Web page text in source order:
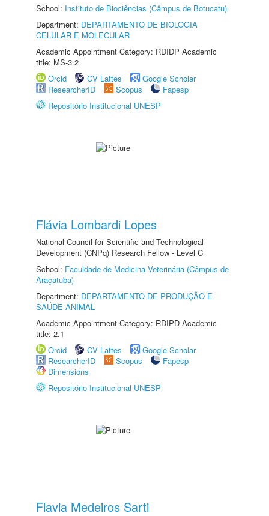
School: Instituto de Biociências (Câmpus de Botucatu)
Department: DEPARTAMENTO DE BIOLOGIA
CELULAR E MOLECULAR
Academic Appointment Category: RDIDP Academic
title: MS-3.2
Orcid
CV Lattes
Google Scholar
ResearcherID
Scopus
Fapesp
Repositório Institucional UNESP
Flávia Lombardi Lopes
National Council for Scientific and Technological
Development (CNPq) Research Fellow - Level C
School: Faculdade de Medicina Veterinária (Câmpus de
Araçatuba)
Department: DEPARTAMENTO DE PRODUÇÃO E
SAÚDE ANIMAL
Academic Appointment Category: RDIPD Academic
title: 2.1
Orcid
CV Lattes
Google Scholar
ResearcherID
Scopus
Fapesp
Dimensions
Repositório Institucional UNESP
Flavia Medeiros Sarti